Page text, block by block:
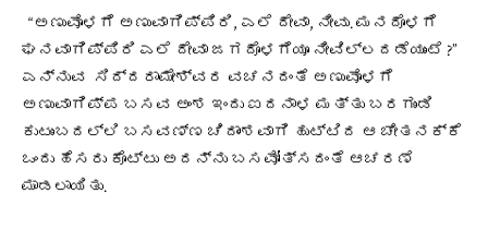
“ಅಣುವೊಳಗೆ ಅಣುವಾಗಿಪ್ಪಿರಿ, ಎಲೆ ದೇವಾ, ನೀವು. ಮನದೊಳಗೆ
ಘನವಾಗಿಪ್ಪಿರಿ ಎಲೆ ದೇವಾ ಜಗದೊಳಗೆಯೂ ನೀವಿಲ್ಲದಡೆಯುಂಟೆ ?”
ಎನ್ನುವ ಸಿದ್ದರಾಮೇಶ್ವರ ವಚನದಂತೆ ಅಣುವೊಳಗೆ
ಅಣುವಾಗಿಪ್ಪ ಬಸವ ಅಂಶ ಇಂದು ಐದನಾಳ ಮತ್ತು ಬರಗುಂಡಿ
ಕುಟುಂಬದಲ್ಲಿ ಬಸವಣ್ಣ ಚಿದಾಂಶವಾಗಿ ಹುಟ್ಟಿದ ಆ ಚೇತನಕ್ಕೆ
ಒಂದು ಹೆಸರು ಕೊಟ್ಟು ಅದನ್ನು ಬಸವೋತ್ಸದಂತೆ ಆಚರಣೆ
ಮಾಡಲಾಯಿತು.